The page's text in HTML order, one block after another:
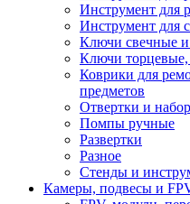
Инструмент для
Инструмент для
Ключи свечные
Ключи
Коврики для
предметов
Отвертки и
Помпы ручные
Развертки
Разное
Стенды и
Камеры, подвесы и